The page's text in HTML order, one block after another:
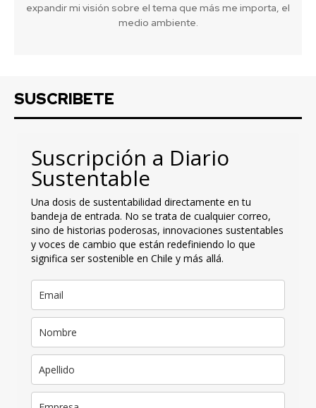
expandir mi visión sobre el tema que más me importa, el
medio ambiente.
SUSCRIBETE
Suscripción a Diario
Sustentable
Una dosis de sustentabilidad directamente en tu
bandeja de entrada. No se trata de cualquier correo,
sino de historias poderosas, innovaciones sustentables
y voces de cambio que están redefiniendo lo que
significa ser sostenible en Chile y más allá.